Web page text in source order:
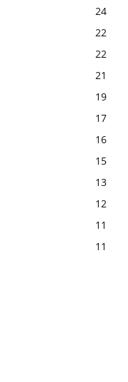
24
22
22
21
19
17
16
15
13
12
11
11